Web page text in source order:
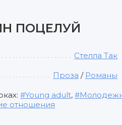
ПОЦЕЛУЙ
Стелла Так
Проза / Романы
Young adult,
отношения